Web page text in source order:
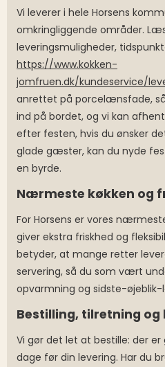
Vi leverer i hele Horsens
omkringliggende områder.
leveringsmuligheder,
https://www.kokken-
jomfruen.dk/kundeservice/
anrettet på porcelænsfade,
ind på bordet, og vi kan
efter festen, hvis du ønsker
glade gæster, kan du nyde
en byrde.
Nærmeste køkken og
For Horsens er vores
giver ekstra friskhed og
betyder, at mange retter
servering, så du som vært
opvarmning og sidste-øjeblik-
Bestilling, tilretning og
Vi gør det let at bestille: der
dage før din levering. Har du